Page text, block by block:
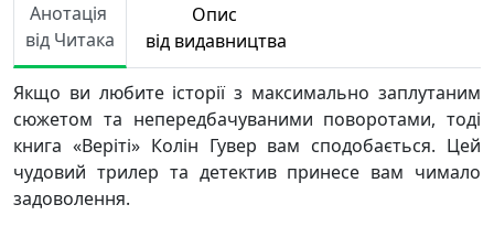
Анотація
від Читака
Опис
від видавництва
Якщо ви любите історії з максимально заплутаним
сюжетом та непередбачуваними поворотами, тоді
книга «Веріті» Колін Гувер вам сподобається. Цей
чудовий трилер та детектив принесе вам чимало
задоволення.